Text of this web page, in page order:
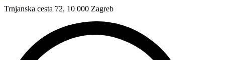
Trnjanska cesta 72, 10 000 Zagreb